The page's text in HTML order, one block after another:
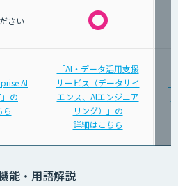
さい
AI
の
ら
「AI・データ活用支援
サービス（データサイ
エンス、AIエンジニア
リング）」の
詳細はこちら
能・用語解説